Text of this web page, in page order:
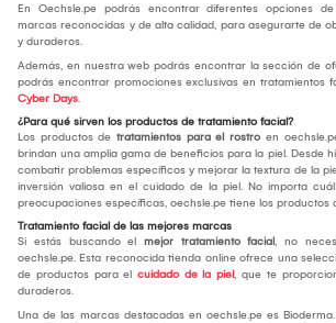
En Oechsle.pe podrás encontrar diferentes opciones de
marcas reconocidas y de alta calidad, para asegurarte de
y duraderos.
Además, en nuestra web podrás encontrar la sección de
podrás encontrar promociones exclusivas en tratamientos
Cyber Days.
¿Para qué sirven los productos de tratamiento facial?
Los productos de tratamientos para el rostro en
brindan una amplia gama de beneficios para la piel. Desde
combatir problemas específicos y mejorar la textura de la
inversión valiosa en el cuidado de la piel. No importa
preocupaciones específicas, oechsle.pe tiene los productos
Tratamiento facial de las mejores marcas
Si estás buscando el mejor tratamiento facial, no
oechsle.pe. Esta reconocida tienda online ofrece una
de productos para el cuidado de la piel, que te
duraderos.
Una de las marcas destacadas en oechsle.pe es